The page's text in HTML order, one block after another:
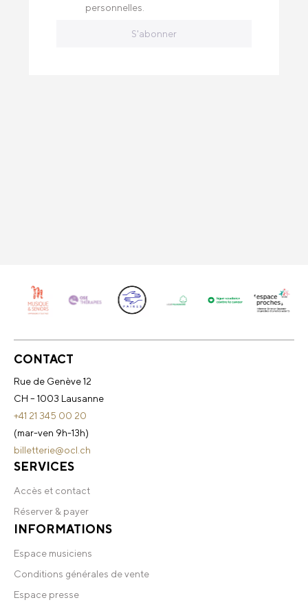
personnelles.
S'abonner
CONTACT
Rue de Genève 12
CH – 1003 Lausanne
+41 21 345 00 20
(mar-ven 9h-13h)
billetterie@ocl.ch
SERVICES
Accès et contact
Réserver & payer
INFORMATIONS
Espace musiciens
Conditions générales de vente
Espace presse